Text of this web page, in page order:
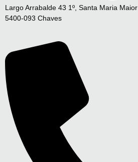
Largo Arrabalde 43 1º, Santa Maria Maior
5400-093 Chaves